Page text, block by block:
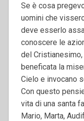
Se è cosa
uomini che
deve esserlo
conoscere le
del
beneficata la
Cielo e invocano
Con questo
vita di una santa
Mario, Marta,